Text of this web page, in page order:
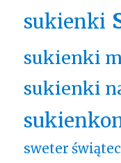
sukienki
sukienki
sukienki
sweter